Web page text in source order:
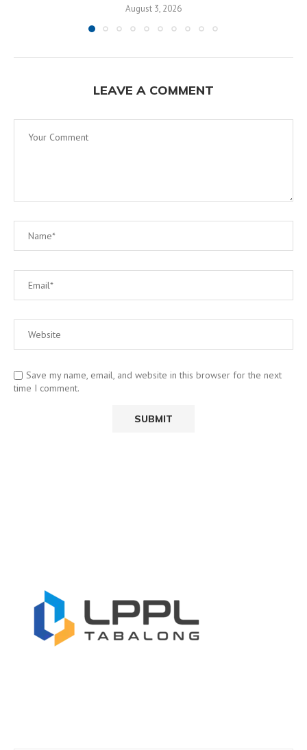
August 3, 2026
LEAVE A COMMENT
Save my name, email, and website in this browser for the next
time I comment.